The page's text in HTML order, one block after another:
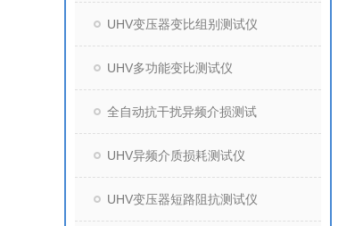
UHV变压器变比组别测试仪
UHV多功能变比测试仪
全自动抗干扰异频介损测试
UHV异频介质损耗测试仪
UHV变压器短路阻抗测试仪